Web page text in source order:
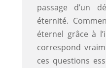
passage d’un
éternité.
éternel grâce à
correspond
ces questions